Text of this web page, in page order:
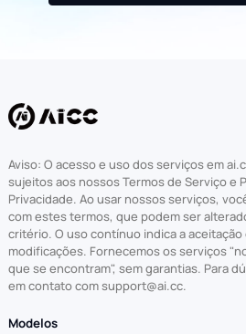
Aviso: O acesso e uso dos serviços em
sujeitos aos nossos Termos de Serviço e
Privacidade. Ao usar nossos serviços,
com estes termos, que podem ser
critério. O uso contínuo indica a
modificações. Fornecemos os serviços
que se encontram", sem garantias. Para
em contato com support@ai.cc.
Modelos